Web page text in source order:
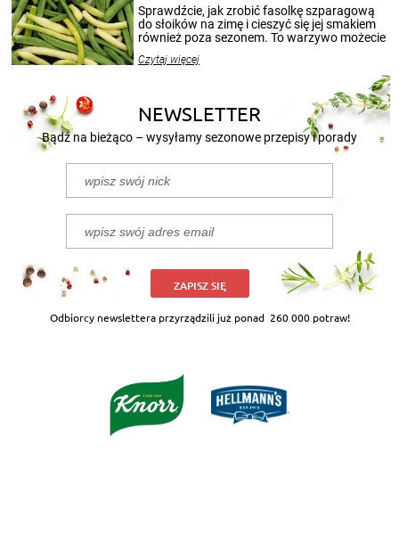
patenty, które pozwolą zachować świeżość
przetworów.
Sprawdźcie, jak zrobić fasolkę szparagową
do słoików na zimę i cieszyć się jej smakiem
również poza sezonem. To warzywo możecie
nasze propozycje!
Czytaj więcej
NEWSLETTER
Bądź na bieżąco – wysyłamy sezonowe przepisy i porady
ZAPISZ SIĘ
Odbiorcy newslettera przyrządzili już ponad 260 000 potraw!